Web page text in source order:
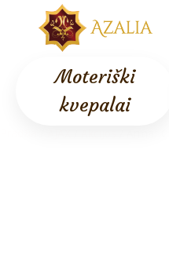
Moteriški
kvepalai